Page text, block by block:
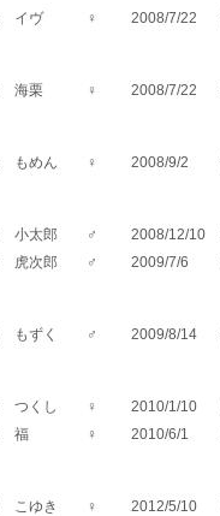
イヴ ♀ 2008/7/22
海栗 ♀ 2008/7/22
もめん ♀ 2008/9/2
小太郎 ♂ 2008/12/10
虎次郎 ♂ 2009/7/6
もずく ♂ 2009/8/14
つくし ♀ 2010/1/10
福 ♀ 2010/6/1
こゆき ♀ 2012/5/10